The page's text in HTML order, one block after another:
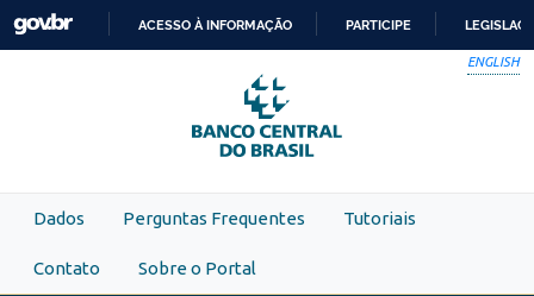
Skip to main content
PARA
O
CONTEÚDO
ACESSO À INFORMAÇÃO PARTICIPE
ENGLISH
Dados Perguntas Frequentes Tutoriais
Contato Sobre o Portal